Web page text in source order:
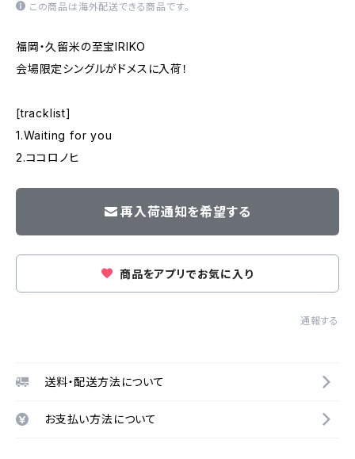
この商品は海外配送できる商品です。
福岡・久留米の至宝IRIKO
会場限定シングルがドメスに入荷！
[tracklist]
1.Waiting for you
2.ココロノヒ
再入荷通知を希望する
商品をアプリでお気に入り
通報する
送料・配送方法について
お支払い方法について